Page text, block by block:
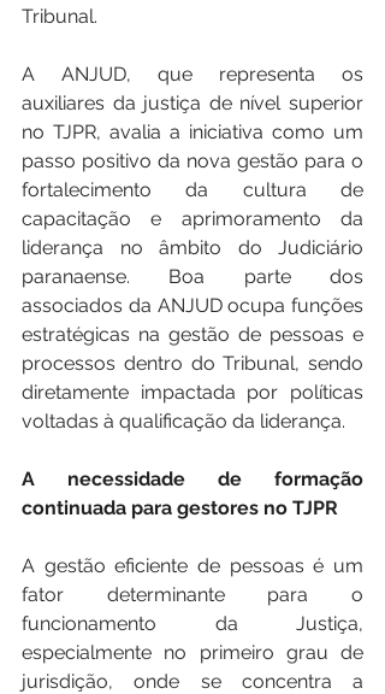
Tribunal.
A ANJUD, que representa os
auxiliares da justiça de nível superior
no TJPR, avalia a iniciativa como um
passo positivo da nova gestão para o
fortalecimento da cultura de
capacitação e aprimoramento da
liderança no âmbito do Judiciário
paranaense. Boa parte dos
associados da ANJUD ocupa funções
estratégicas na gestão de pessoas e
processos dentro do Tribunal, sendo
diretamente impactada por políticas
voltadas à qualificação da liderança.
A necessidade de formação
continuada para gestores no TJPR
A gestão eficiente de pessoas é um
fator determinante para o
funcionamento da Justiça,
especialmente no primeiro grau de
jurisdição, onde se concentra a